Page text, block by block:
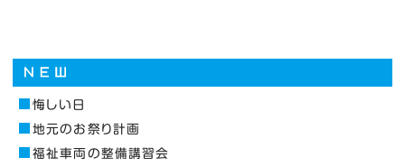
悔しい日
地元のお祭り計画
福祉車両の整備講習会